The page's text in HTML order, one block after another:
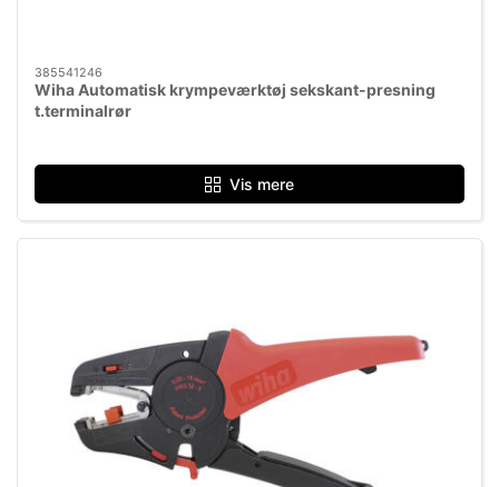
385541246
Wiha Automatisk krympeværktøj sekskant-presning
t.terminalrør
Vis mere